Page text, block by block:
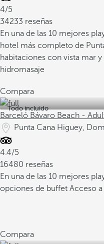
4/5
34233 reseñas
En una de las 10 mejores
hotel más completo de
habitaciones con vista mar y
hidromasaje
Compara
Todo incluido
Barceló Bávaro Beach -
Punta Cana Higuey,
4.4/5
16480 reseñas
En una de las 10 mejores
opciones de buffet Acceso
Compara